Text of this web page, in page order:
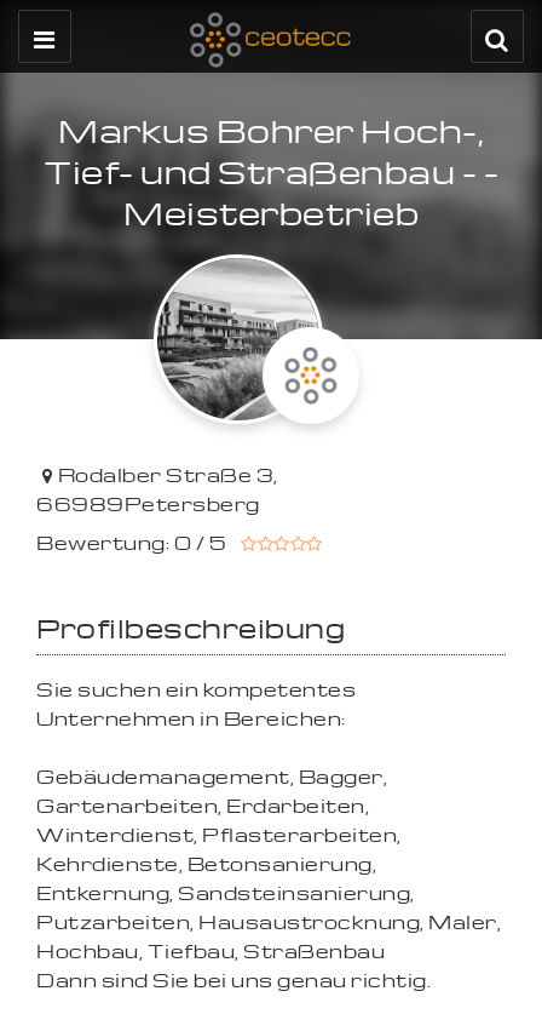
Markus Bohrer Hoch-,
Tief- und Straßenbau - -
Meisterbetrieb
Rodalber Straße 3,
66989Petersberg
Bewertung: 0 / 5
Profilbeschreibung
Sie suchen ein kompetentes
Unternehmen in Bereichen:
Gebäudemanagement, Bagger,
Gartenarbeiten, Erdarbeiten,
Winterdienst, Pflasterarbeiten,
Kehrdienste, Betonsanierung,
Entkernung, Sandsteinsanierung,
Putzarbeiten, Hausaustrocknung, Maler,
Hochbau, Tiefbau, Straßenbau
Dann sind Sie bei uns genau richtig.